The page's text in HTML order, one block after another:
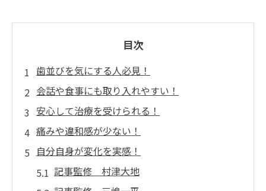
目次
歯並びを気にする人必見！
会話や食事にも取り入れやすい！
安心して治療を受けられる！
痛みや違和感が少ない！
自分自身が変化を実感！
記事監修 村津大地